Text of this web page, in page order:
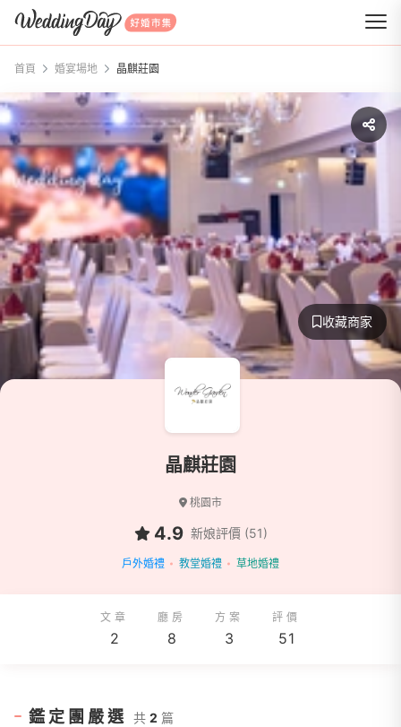
WeddingDay 好婚市集
首頁 婚宴場地 晶麒莊園
收藏商家
晶麒莊園
桃園市
4.9 新娘評價 (51)
戶外婚禮 教堂婚禮 草地婚禮
文章
2
廳房
8
方案
3
評價
51
鑑定團嚴選 共 2 篇